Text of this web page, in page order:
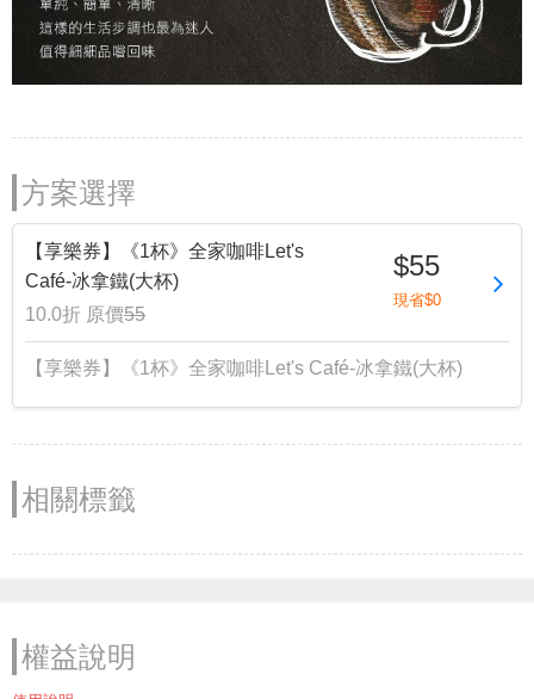
方案選擇
【享樂券】《1杯》全家咖啡Let's
Café-冰拿鐵(大杯)
10.0折 原價55
$55
現省$0
【享樂券】《1杯》全家咖啡Let's Café-冰拿鐵(大杯)
相關標籤
權益說明